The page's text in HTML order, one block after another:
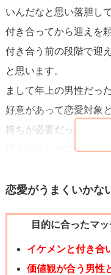
いんだなと思い落胆し
付き合ってから迎えを
付き合う前の段階で迎
と思います。
まして年上の男性だっ
好意があって恋愛対象
持ちが必要だったと思
迎えを頼むのではなく
なかったでしょう。
接することを心掛ける
恋愛がうまくいかな
目的に合ったマ
イケメンと付き合
価値観が合う男性